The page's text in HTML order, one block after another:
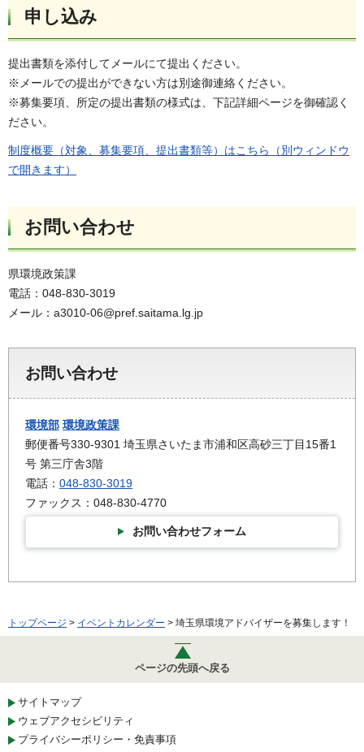
申し込み
提出書類を添付してメールにて提出ください。
※メールでの提出ができない方は別途御連絡ください。
※募集要項、所定の提出書類の様式は、下記詳細ページを御確認く
ださい。
制度概要（対象、募集要項、提出書類等）はこちら（別ウィンドウ
で開きます）
お問い合わせ
県環境政策課
電話：048-830-3019
メール：a3010-06@pref.saitama.lg.jp
お問い合わせ
環境部 環境政策課
郵便番号330-9301 埼玉県さいたま市浦和区高砂三丁目15番1
号 第三庁舎3階
電話： 048-830-3019
ファックス：048-830-4770
お問い合わせフォーム
トップページ > イベントカレンダー > 埼玉県環境アドバイザーを募集します！
ページの先頭へ戻る
サイトマップ
ウェブアクセシビリティ
プライバシーポリシー・免責事項